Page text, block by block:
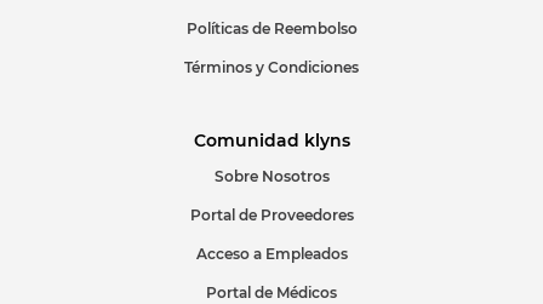
Políticas de Reembolso
Términos y Condiciones
Comunidad klyns
Sobre Nosotros
Portal de Proveedores
Acceso a Empleados
Portal de Médicos